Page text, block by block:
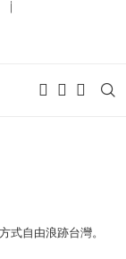
式自由浪跡台灣。